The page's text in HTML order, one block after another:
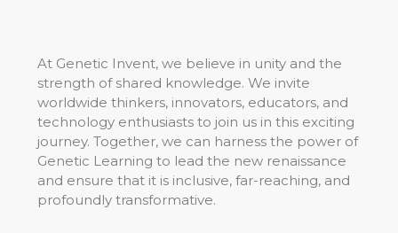
At Genetic Invent, we believe in unity and the
strength of shared knowledge. We invite
worldwide thinkers, innovators, educators, and
technology enthusiasts to join us in this exciting
journey. Together, we can harness the power of
Genetic Learning to lead the new renaissance
and ensure that it is inclusive, far-reaching, and
profoundly transformative.